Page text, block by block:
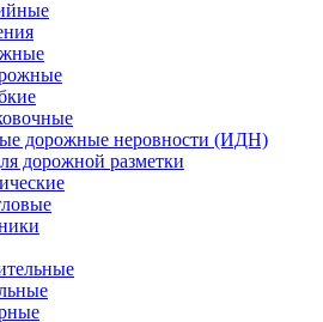
дорожные неровности (ИДН)
дорожной разметки